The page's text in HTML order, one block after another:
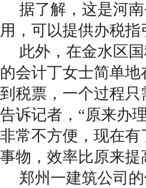
据了解，这是河
用，可以提供办税
此外，在金水区
的会计丁女士简单
到税票，一个过程
告诉记者，“原来办
非常不方便，现在
事物，效率比原来提
郑州一建筑公司